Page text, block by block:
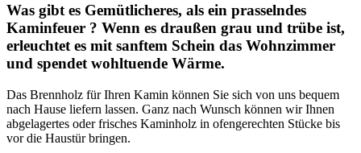
Was gibt es Gemütlicheres, als ein prasselndes
Kaminfeuer ? Wenn es draußen grau und trübe ist,
erleuchtet es mit sanftem Schein das Wohnzimmer
und spendet wohltuende Wärme.
Das Brennholz für Ihren Kamin können Sie sich von uns bequem
nach Hause liefern lassen. Ganz nach Wunsch können wir Ihnen
abgelagertes oder frisches Kaminholz in ofengerechten Stücke bis
vor die Haustür bringen.